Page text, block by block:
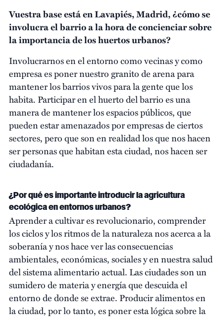
Vuestra base está en Lavapiés, Madrid, ¿cómo se
involucra el barrio a la hora de concienciar sobre
la importancia de los huertos urbanos?
Involucrarnos en el entorno como vecinas y como
empresa es poner nuestro granito de arena para
mantener los barrios vivos para la gente que los
habita. Participar en el huerto del barrio es una
manera de mantener los espacios públicos, que
pueden estar amenazados por empresas de ciertos
sectores, pero que son en realidad los que nos hacen
ser personas que habitan esta ciudad, nos hacen ser
ciudadanía.
¿Por qué es importante introducir la agricultura
ecológica en entornos urbanos?
Aprender a cultivar es revolucionario, comprender
los ciclos y los ritmos de la naturaleza nos acerca a la
soberanía y nos hace ver las consecuencias
ambientales, económicas, sociales y en nuestra salud
del sistema alimentario actual. Las ciudades son un
sumidero de materia y energía que descuida el
entorno de donde se extrae. Producir alimentos en
la ciudad, por lo tanto, es poner esta lógica sobre la